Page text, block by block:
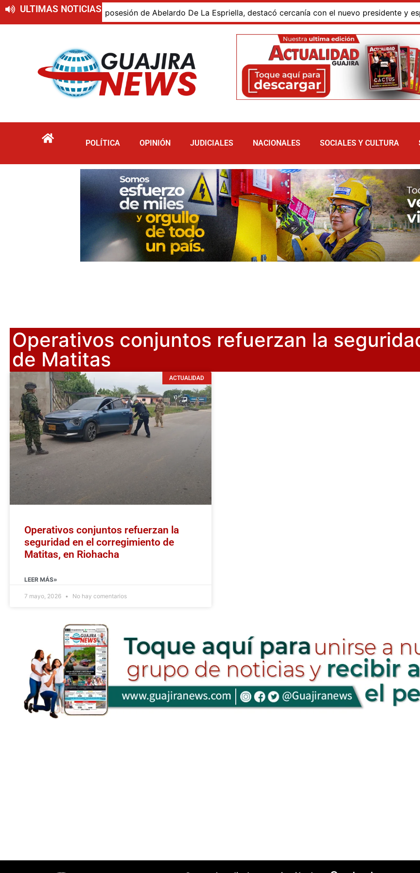
ULTIMAS NOTICIAS
presente en la posesión de Abelardo De La Espriella, destacó cercanía con el nuevo presidente y espera
POLÍTICA OPINIÓN JUDICIALES NACIONALES SOCIALES Y CULTURA
Operativos conjuntos refuerzan la
de Matitas
ACTUALIDAD
Operativos conjuntos refuerzan la
seguridad en el corregimiento de
Matitas, en Riohacha
LEER MÁS»
7 mayo, 2026 No hay comentarios